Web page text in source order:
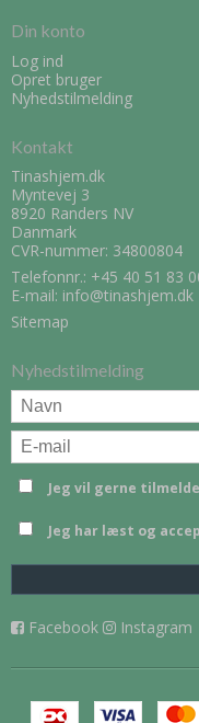
Din konto
Log ind
Opret bruger
Nyhedstilmelding
Kontakt
Tinashjem.dk
Myntevej 3
8920 Randers NV
Danmark
CVR-nummer: 34800804
Telefonnr.: +45 40 51 83
E-mail: info@tinashjem.dk
Sitemap
Nyhedstilmelding
Jeg vil gerne
Jeg har læst og
Facebook Instagram